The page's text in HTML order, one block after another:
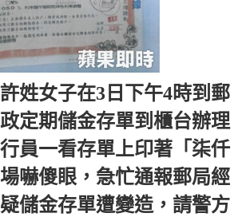
姓女子在3日下午4時到郵
定期儲金存單到櫃台辦理
員一看存單上印著「柒仟
嚇傻眼，急忙通報郵局經
儲金存單遭變造，請警方